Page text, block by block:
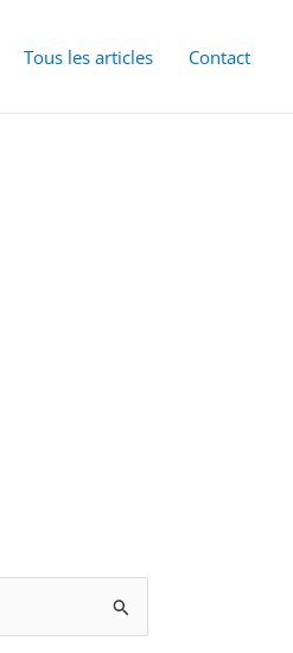
Tous les articles Contact